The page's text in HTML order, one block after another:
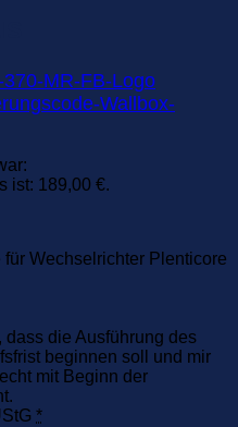
ist: 189,00 €.
Wechselrichter Plenticore
dass die Ausführung des
beginnen soll und mir
mit Beginn der
*